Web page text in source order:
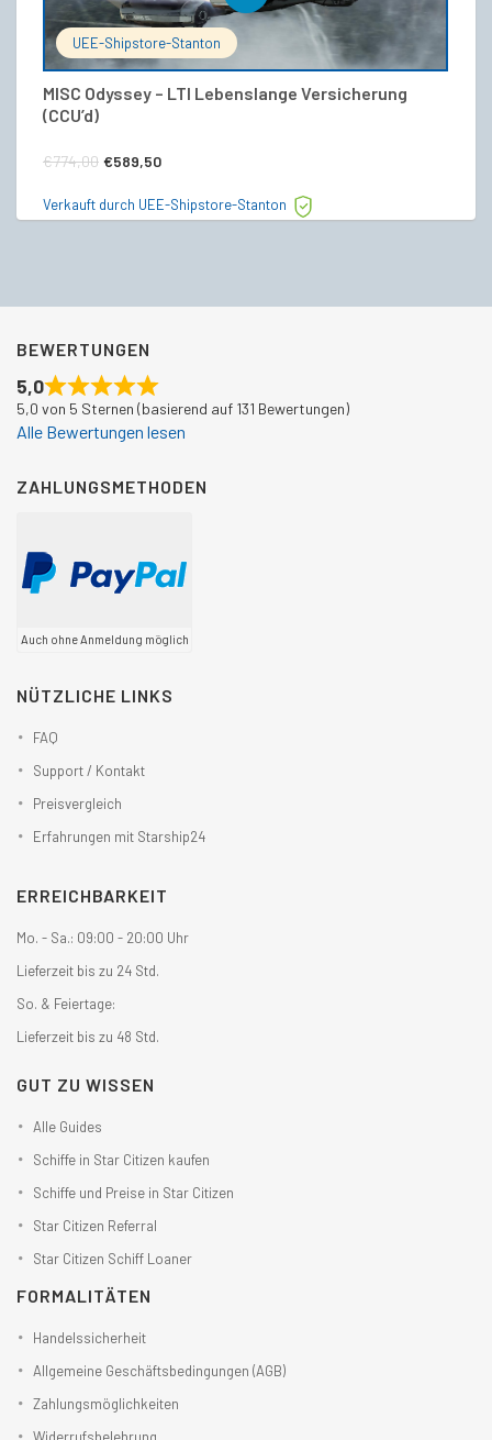
UEE-Shipstore-Stanton
MISC Odyssey – LTI Lebenslange Versicherung
(CCU’d)
€774,00 Ursprünglicher
war:
€589,50
ist:
Verkauft durch UEE-Shipstore-Stanton
BEWERTUNGEN
5,0
5,0 von 5 Sternen (basierend auf 131 Bewertungen)
Alle Bewertungen lesen
ZAHLUNGSMETHODEN
Auch ohne Anmeldung möglich
NÜTZLICHE LINKS
FAQ
Support / Kontakt
Preisvergleich
Erfahrungen mit Starship24
ERREICHBARKEIT
Mo. - Sa.: 09:00 - 20:00 Uhr
Lieferzeit bis zu 24 Std.
So. & Feiertage:
Lieferzeit bis zu 48 Std.
GUT ZU WISSEN
Alle Guides
Schiffe in Star Citizen kaufen
Schiffe und Preise in Star Citizen
Star Citizen Referral
Star Citizen Schiff Loaner
FORMALITÄTEN
Handelssicherheit
Allgemeine Geschäftsbedingungen (AGB)
Zahlungsmöglichkeiten